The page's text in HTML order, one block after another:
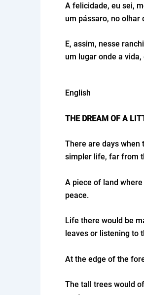
A felicidade, eu sei,
um pássaro, no olhar
E, assim, nesse
um lugar onde a
English
THE DREAM OF A
There are days when
simpler life, far from
A piece of land
peace.
Life there would be
leaves or listening to
At the edge of the
The tall trees would